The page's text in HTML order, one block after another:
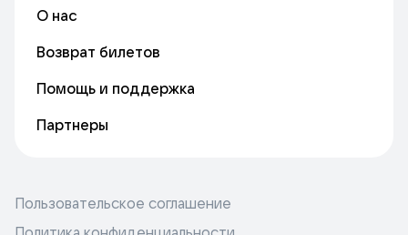
О нас
Возврат билетов
Помощь и поддержка
Партнеры
Пользовательское соглашение